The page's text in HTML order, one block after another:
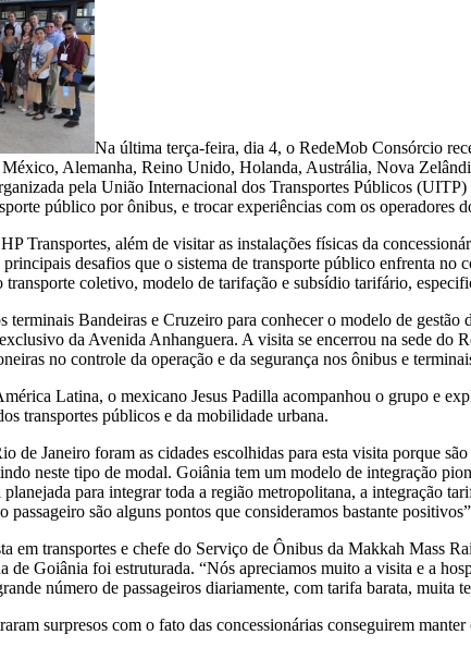
Na última terça-feira, dia 4, o RedeMob Consórcio
Alemanha, Reino Unido, Holanda, Austrália, Nova
pela União Internacional dos Transportes Públicos
público por ônibus, e trocar experiências com os operadores
Transportes, além de visitar as instalações físicas da
principais desafios que o sistema de transporte público enfrenta
coletivo, modelo de tarifação e subsídio tarifário,
terminais Bandeiras e Cruzeiro para conhecer o modelo de
da Avenida Anhanguera. A visita se encerrou na sede
no controle da operação e da segurança nos ônibus e
Latina, o mexicano Jesus Padilla acompanhou o grupo e
transportes públicos e da mobilidade urbana.
de Janeiro foram as cidades escolhidas para esta visita porque
neste tipo de modal. Goiânia tem um modelo de integração
para integrar toda a região metropolitana, a integração
passageiro são alguns pontos que consideramos bastante
em transportes e chefe do Serviço de Ônibus da Makkah Mass
de Goiânia foi estruturada. “Nós apreciamos muito a visita e a
número de passageiros diariamente, com tarifa barata, muita
surpresos com o fato das concessionárias conseguirem